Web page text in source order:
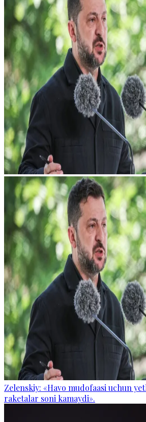
Zelenskiy: «Havo mudofaasi uchun
raketalar soni kamaydi».